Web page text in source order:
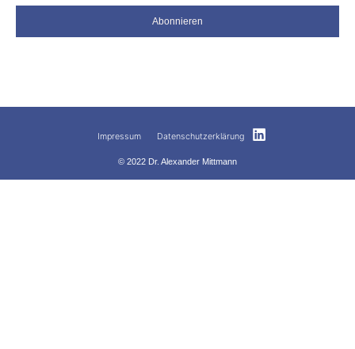
Abonnieren
© 2022 Dr. Alexander Mittmann
Impressum Datenschutzerklärung